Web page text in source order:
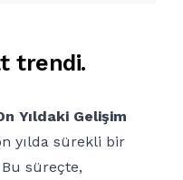
trendi.
Yıldaki Gelişim
yılda sürekli bir
süreçte,